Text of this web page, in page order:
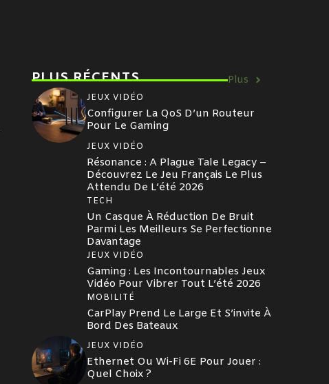
PLUS RÉCENTS Plus
JEUX VIDÉO
Configurer La QoS D’un Routeur
Pour Le Gaming
JEUX VIDÉO
Résonance : A Plague Tale Legacy –
Découvrez Le Jeu Français Le Plus
Attendu De L’été 2026
TECH
Un Casque À Réduction De Bruit
Parmi Les Meilleurs Se Perfectionne
Davantage
JEUX VIDÉO
Gaming : Les Incontournables Jeux
Vidéo Pour Vibrer Tout L’été 2026
MOBILITÉ
CarPlay Prend Le Large Et S’invite À
Bord Des Bateaux
JEUX VIDÉO
Ethernet Ou Wi-Fi 6E Pour Jouer :
Quel Choix ?